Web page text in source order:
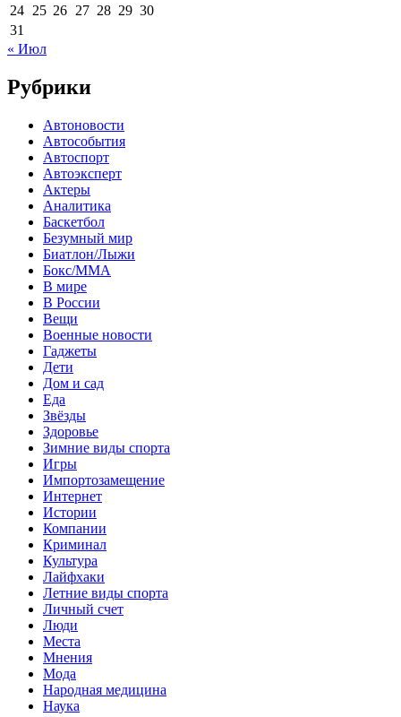
24 25 26 27 28 29 30
31
« Июл
Рубрики
Автоновости
Автособытия
Автоспорт
Автоэксперт
Актеры
Аналитика
Баскетбол
Безумный мир
Биатлон/Лыжи
Бокс/MMA
В мире
В России
Вещи
Военные новости
Гаджеты
Дети
Дом и сад
Еда
Звёзды
Здоровье
Зимние виды спорта
Игры
Импортозамещение
Интернет
Истории
Компании
Криминал
Культура
Лайфхаки
Летние виды спорта
Личный счет
Люди
Места
Мнения
Мода
Народная медицина
Наука